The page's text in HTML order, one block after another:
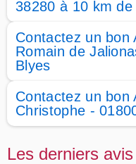
38280 à 10 km de
Contactez un bon
Romain de
Blyes
Contactez un bon
Christophe -
Les derniers